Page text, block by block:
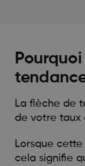
La flèche de
de votre taux
Lorsque cette
cela signifie